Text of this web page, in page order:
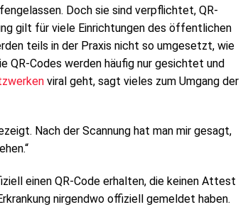
Doch sie sind verpflichtet, QR-
gilt für viele Einrichtungen des öffentlichen
teils in der Praxis nicht so umgesetzt, wie
QR-Codes werden häufig nur gesichtet und
viral geht, sagt vieles zum Umgang der
Nach der Scannung hat man mir gesagt,
einen QR-Code erhalten, die keinen Attest
nirgendwo offiziell gemeldet haben.